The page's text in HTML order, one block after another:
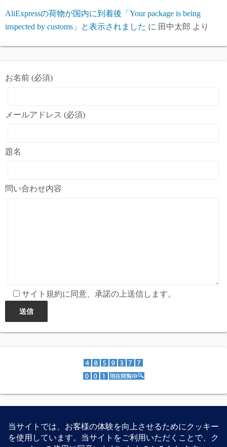
AliExpressの荷物が国内に到着後「Your package is being
inspected by customs」と表示されました に 田中太郎 より
お名前 (必須)
メールアドレス (必須)
題名
問い合わせ内容
サイト規約に同意、承諾の上送信します。